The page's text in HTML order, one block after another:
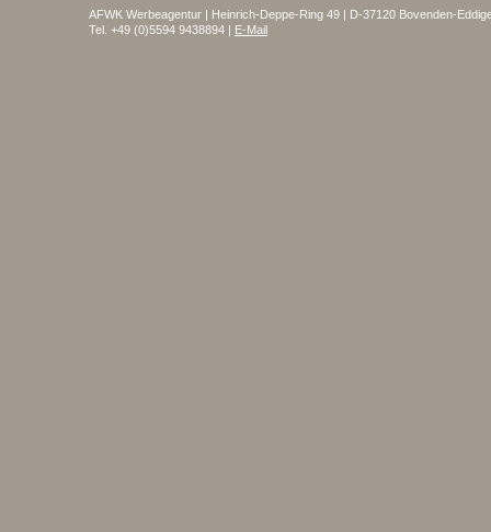
AFWK Werbeagentur | Heinrich-Deppe-Ring 49 | D-37120 Bovenden-
Tel. +49 (0)5594 9438894 | E-Mail